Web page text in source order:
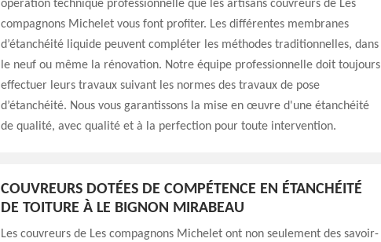
opération technique professionnelle que les artisans couvreurs de Les
compagnons Michelet vous font profiter. Les différentes membranes
d’étanchéité liquide peuvent compléter les méthodes traditionnelles, dans
le neuf ou même la rénovation. Notre équipe professionnelle doit toujours
effectuer leurs travaux suivant les normes des travaux de pose
d’étanchéité. Nous vous garantissons la mise en œuvre d'une étanchéité
de qualité, avec qualité et à la perfection pour toute intervention.
COUVREURS DOTÉES DE COMPÉTENCE EN ÉTANCHÉITÉ
DE TOITURE À LE BIGNON MIRABEAU
Les couvreurs de Les compagnons Michelet ont non seulement des savoir-